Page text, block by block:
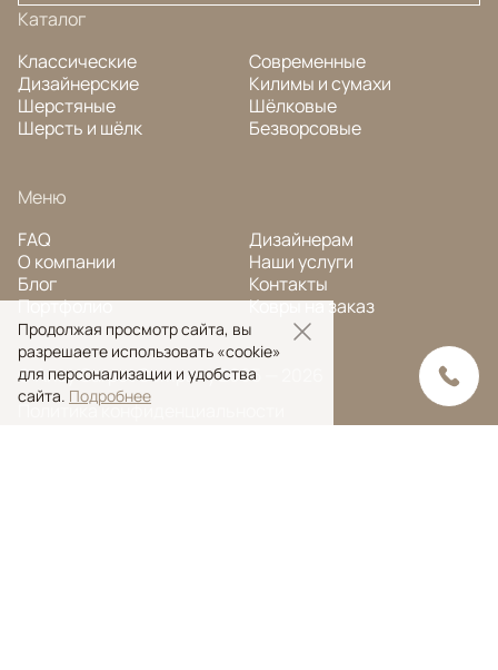
Каталог
Классические
Дизайнерские
Шерстяные
Шерсть и шёлк
Современные
Килимы и сумахи
Шёлковые
Безворсовые
Меню
FAQ
О компании
Блог
Портфолио
Дизайнерам
Наши услуги
Контакты
Ковры на заказ
© Ansy Carpet Company 2005 — 2026
Политика конфиденциальности
Продолжая просмотр сайта, вы
разрешаете использовать «cookie»
для персонализации и удобства
сайта. Подробнее